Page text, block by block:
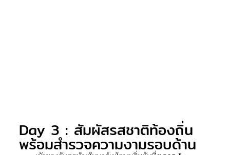
Day 3 : สัมผัสรสชาติท้องถิ่น
พร้อมสำรวจความงามรอบด้าน